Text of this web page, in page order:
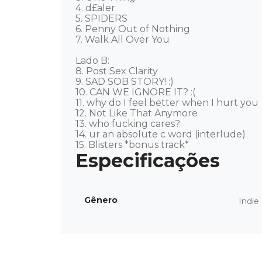
4. d£aler
5. SPIDERS
6. Penny Out of Nothing
7. Walk All Over You
Lado B:
8. Post Sex Clarity
9. SAD SOB STORY! :)
10. CAN WE IGNORE IT? :(
11. why do I feel better when I hurt you
12. Not Like That Anymore
13. who fucking cares?
14. ur an absolute c word (interlude)
15. Blisters *bonus track*
Gênero Indie